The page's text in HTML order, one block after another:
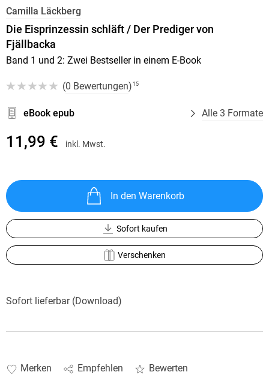
Camilla Läckberg
Die Eisprinzessin schläft / Der Prediger von
Fjällbacka
Band 1 und 2: Zwei Bestseller in einem E-Book
(0 Bewertungen) 15
eBook epub Alle 3 Formate
11,99 € inkl. Mwst.
In den Warenkorb
Sofort kaufen
Verschenken
Sofort lieferbar (Download)
Merken Empfehlen Bewerten